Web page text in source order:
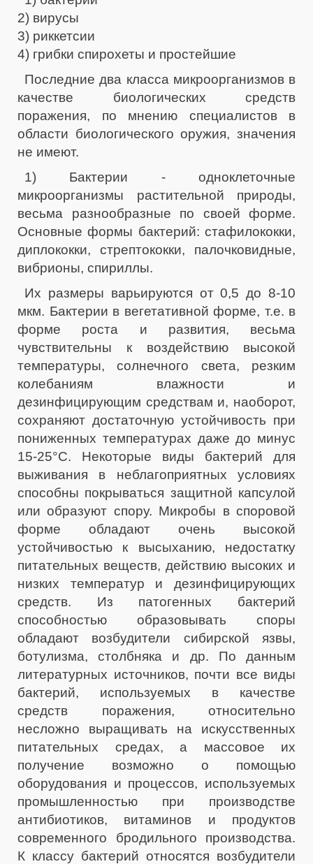
2) вирусы
3) риккетсии
4) грибки спирохеты и простейшие
Последние два класса микроорганизмов в
качестве биологических средств
поражения, по мнению специалистов в
области биологического оружия, значения
не имеют.
1) Бактерии - одноклеточные
микроорганизмы растительной природы,
весьма разнообразные по своей форме.
Основные формы бактерий: стафилококки,
диплококки, стрептококки, палочковидные,
вибрионы, спириллы.
Их размеры варьируются от 0,5 до 8-10
мкм. Бактерии в вегетативной форме, т.е. в
форме роста и развития, весьма
чувствительны к воздействию высокой
температуры, солнечного света, резким
колебаниям влажности и
дезинфицирующим средствам и, наоборот,
сохраняют достаточную устойчивость при
пониженных температурах даже до минус
15-25°С. Некоторые виды бактерий для
выживания в неблагоприятных условиях
способны покрываться защитной капсулой
или образуют спору. Микробы в споровой
форме обладают очень высокой
устойчивостью к высыханию, недостатку
питательных веществ, действию высоких и
низких температур и дезинфицирующих
средств. Из патогенных бактерий
способностью образовывать споры
обладают возбудители сибирской язвы,
ботулизма, столбняка и др. По данным
литературных источников, почти все виды
бактерий, используемых в качестве
средств поражения, относительно
несложно выращивать на искусственных
питательных средах, а массовое их
получение возможно о помощью
оборудования и процессов, используемых
промышленностью при производстве
антибиотиков, витаминов и продуктов
современного бродильного производства.
К классу бактерий относятся возбудители